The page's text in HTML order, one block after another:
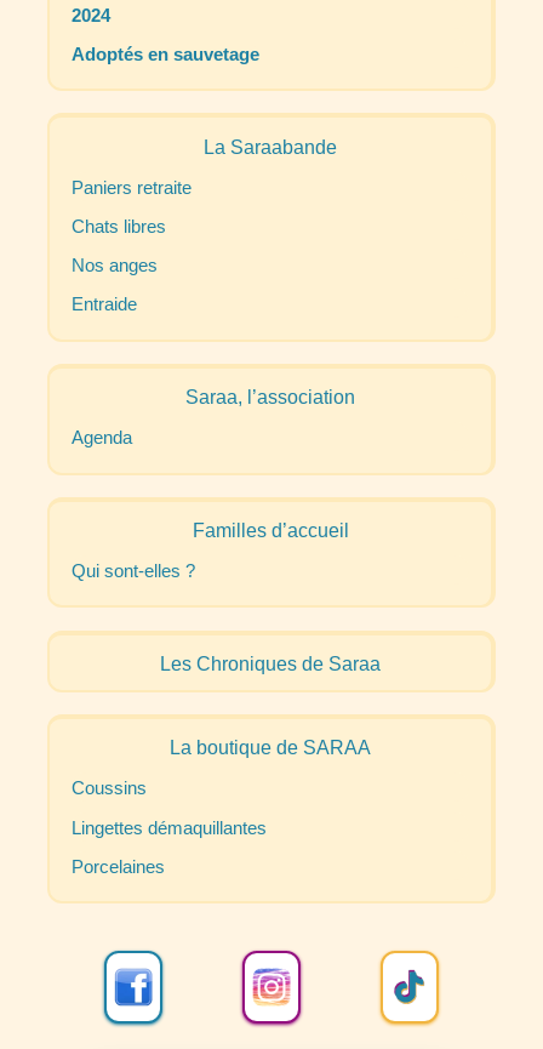
2024
Adoptés en sauvetage
La Saraabande
Paniers retraite
Chats libres
Nos anges
Entraide
Saraa, l’association
Agenda
Familles d’accueil
Qui sont-elles ?
Les Chroniques de Saraa
La boutique de SARAA
Coussins
Lingettes démaquillantes
Porcelaines